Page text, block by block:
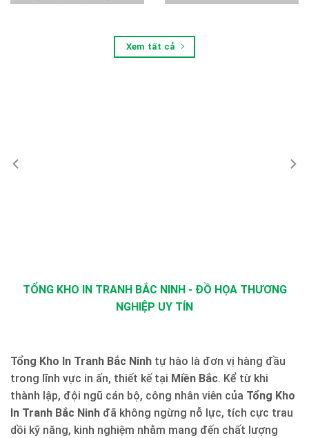
Xem tất cả
TỔNG KHO IN TRANH BẮC NINH - ĐỒ HỌA THƯƠNG
NGHIỆP UY TÍN
Tổng Kho In Tranh Bắc Ninh tự hào là đơn vị hàng đầu
trong lĩnh vực in ấn, thiết kế tại Miền Bắc. Kể từ khi
thành lập, đội ngũ cán bộ, công nhân viên của Tổng Kho
In Tranh Bắc Ninh đã không ngừng nỗ lực, tích cực trau
dồi kỹ năng, kinh nghiệm nhằm mang đến chất lượng